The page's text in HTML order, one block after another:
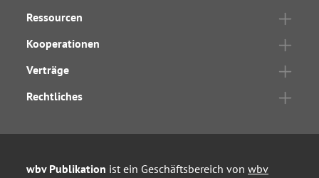
Ressourcen
Kooperationen
Verträge
Rechtliches
wbv Publikation ist ein Geschäftsbereich von wbv